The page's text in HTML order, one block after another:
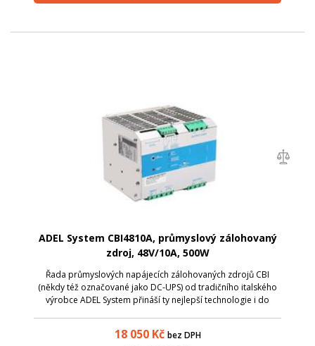
ADEL System CBI4810A, průmyslový zálohovaný
zdroj, 48V/10A, 500W
Řada průmyslových napájecích zálohovaných zdrojů CBI
(někdy též označované jako DC-UPS) od tradičního italského
výrobce ADEL System přináší ty nejlepší technologie i do
18 050Kč bez DPH